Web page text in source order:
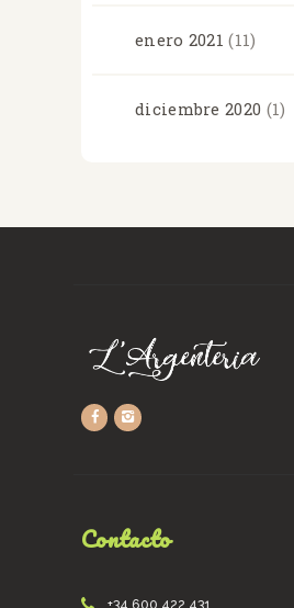
enero 2021 (11)
diciembre2020 (1)
Contacto
+34 600 422 431